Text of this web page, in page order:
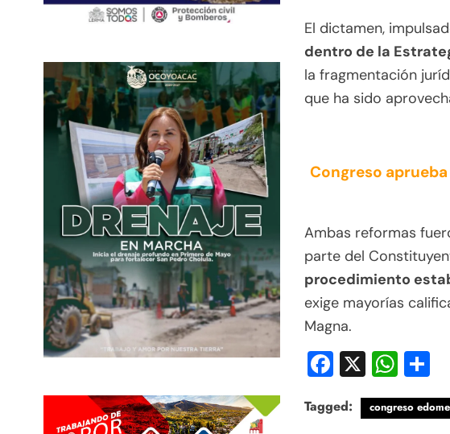
El dictamen,
dentro de la
la fragmentación
que ha sido
Congreso
Ambas reformas
parte del
procedimiento
exige mayorías
Magna.
Facebook
X
Tagged: congreso